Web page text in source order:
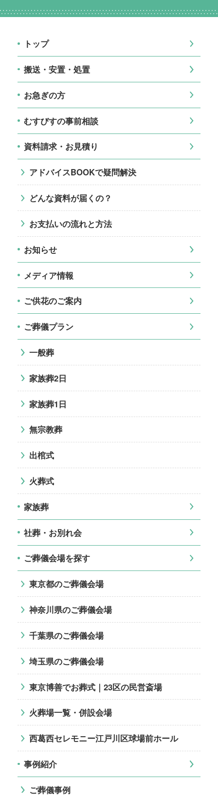
トップ
搬送・安置・処置
お急ぎの方
むすびすの事前相談
資料請求・お見積り
アドバイスBOOKで疑問解決
どんな資料が届くの？
お支払いの流れと方法
お知らせ
メディア情報
ご供花のご案内
ご葬儀プラン
一般葬
家族葬2日
家族葬1日
無宗教葬
出棺式
火葬式
家族葬
社葬・お別れ会
ご葬儀会場を探す
東京都のご葬儀会場
神奈川県のご葬儀会場
千葉県のご葬儀会場
埼玉県のご葬儀会場
東京博善でお葬式｜23区の民営斎場
火葬場一覧・併設会場
西葛西セレモニー江戸川区球場前ホール
事例紹介
ご葬儀事例